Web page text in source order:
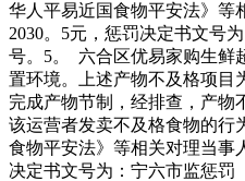
华人平易近国食物平安法》等
2030。5元，惩罚决定书文号
号。5。 六合区优易家购生鲜
置环境。上述产物不及格项目
完成产物节制，经排查，产物
该运营者发卖不及格食物的行
食物平安法》等相关对理当事
决定书文号为：宁六市监惩罚